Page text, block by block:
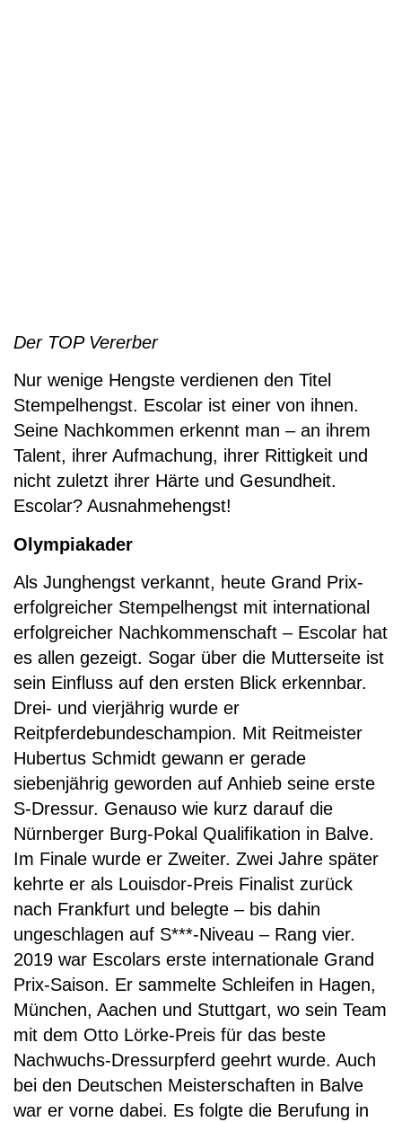
Der TOP Vererber
Nur wenige Hengste verdienen den Titel
Stempelhengst. Escolar ist einer von ihnen.
Seine Nachkommen erkennt man – an ihrem
Talent, ihrer Aufmachung, ihrer Rittigkeit und
nicht zuletzt ihrer Härte und Gesundheit.
Escolar? Ausnahmehengst!
Olympiakader
Als Junghengst verkannt, heute Grand Prix-
erfolgreicher Stempelhengst mit international
erfolgreicher Nachkommenschaft – Escolar hat
es allen gezeigt. Sogar über die Mutterseite ist
sein Einfluss auf den ersten Blick erkennbar.
Drei- und vierjährig wurde er
Reitpferdebundeschampion. Mit Reitmeister
Hubertus Schmidt gewann er gerade
siebenjährig geworden auf Anhieb seine erste
S-Dressur. Genauso wie kurz darauf die
Nürnberger Burg-Pokal Qualifikation in Balve.
Im Finale wurde er Zweiter. Zwei Jahre später
kehrte er als Louisdor-Preis Finalist zurück
nach Frankfurt und belegte – bis dahin
ungeschlagen auf S***-Niveau – Rang vier.
2019 war Escolars erste internationale Grand
Prix-Saison. Er sammelte Schleifen in Hagen,
München, Aachen und Stuttgart, wo sein Team
mit dem Otto Lörke-Preis für das beste
Nachwuchs-Dressurpferd geehrt wurde. Auch
bei den Deutschen Meisterschaften in Balve
war er vorne dabei. Es folgte die Berufung in